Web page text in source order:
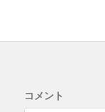
コメント